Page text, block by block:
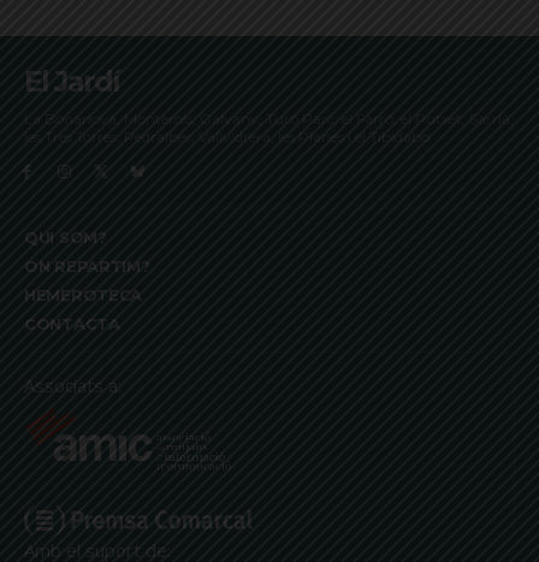
El Jardí
La Bonanova, Monterols, Galvany, Turó Parc, el Farró, el Putxet, Sarrià,
les Tres Torres, Pedralbes, Vallvidrera, les Planes i el Tibidabo
QUI SOM?
ON REPARTIM?
HEMEROTECA
CONTACTA
Associats a:
Amb el suport de: